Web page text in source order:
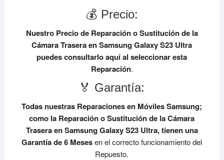
💰 Precio:
Nuestro Precio de Reparación o Sustitución de la
Cámara Trasera en Samsung Galaxy S23 Ultra
puedes consultarlo aquí al seleccionar esta
Reparación.
🏅 Garantía:
Todas nuestras Reparaciones en Móviles Samsung;
como la Reparación o Sustitución de la Cámara
Trasera en Samsung Galaxy S23 Ultra, tienen una
Garantía de 6 Mesesen el correcto funcionamiento del
Repuesto.